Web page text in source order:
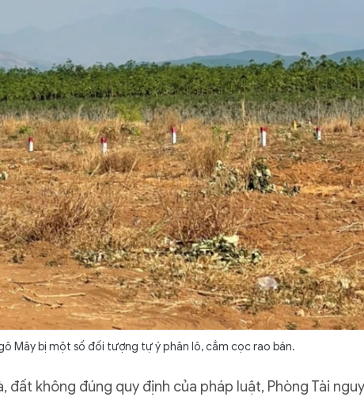
Mây bị một số đối tượng tự ý phân lô, cắm cọc rao bán.
đất không đúng quy định của pháp luật, Phòng Tài